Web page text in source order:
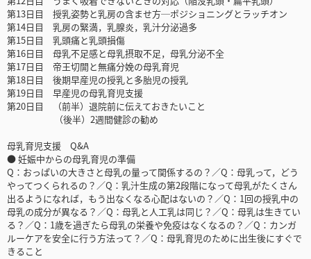
第13日目 授乳姿勢と乳房の含ませ方─ポジショニングとラッチオン
第14日目 乳房の緊満，乳腺炎，乳汁分泌過多
第15日目 乳頭痛と乳頭損傷
第16日目 母乳不足感と母乳摂取不足，母乳分泌不全
第17日目 帝王切開と無痛分娩の母乳育児
第18日目 後期早産児の授乳と多胎児の授乳
第19日目 早産児の母乳育児支援
第20日目 （前半）退院前に伝えておきたいこと
（後半）2週間健診の勧め
母乳育児支援 Q&A
● 妊娠中からの母乳育児の準備
Q：おっぱいの大きさと母乳の量って関係するの？／Q：母乳って，どう
やってつくられるの？／Q：乳汁生成の第2段階になって母乳がたくさん
出るようになれば，もう出なくなる心配はないの？／Q：1回の授乳中の
母乳の成分が異なる？／Q：母乳と人工乳は同じ？／Q：母乳は生きてい
る？／Q：1歳を過ぎたら母乳の栄養や免疫はなくなるの？／Q：カンガ
ルーケアを安全に行う方法って？／Q：母乳育児のために出生後にすぐで
きること